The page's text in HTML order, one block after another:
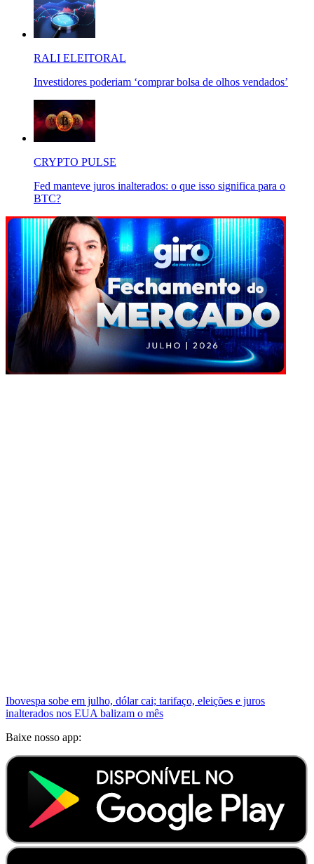
RALI ELEITORAL
Investidores poderiam ‘comprar bolsa de olhos vendados’
CRYPTO PULSE
Fed manteve juros inalterados: o que isso significa para o
BTC?
Ibovespa sobe em julho, dólar cai; tarifaço, eleições e juros
inalterados nos EUA balizam o mês
Baixe nosso app: